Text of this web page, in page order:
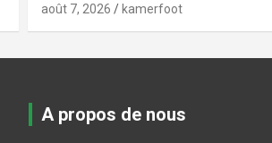
août 6, 2026 kamerfoot
A propos de nous